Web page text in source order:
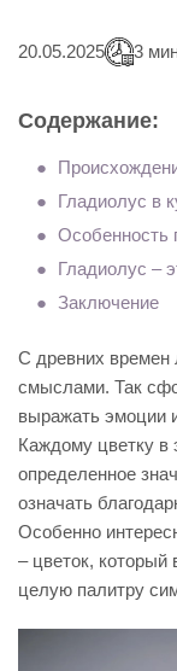
20.05.2025 3
Содержание:
Гладиолус в
Особенность
Гладиолус –
Заключение
С древних
смыслами. Так
выражать эмоции
Каждому цветку в
определенное
означать
Особенно
– цветок, который
целую палитру